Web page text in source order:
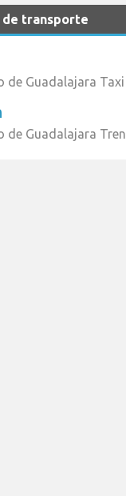
de transporte
de Guadalajara Taxi
de Guadalajara Tren